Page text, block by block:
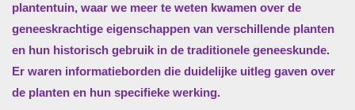
plantentuin, waar we meer te weten kwamen over de
geneeskrachtige eigenschappen van verschillende planten
en hun historisch gebruik in de traditionele geneeskunde.
Er waren informatieborden die duidelijke uitleg gaven over
de planten en hun specifieke werking.